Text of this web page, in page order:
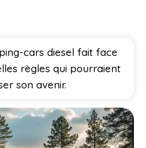
cars diesel fait face
règles qui pourraient
son avenir.